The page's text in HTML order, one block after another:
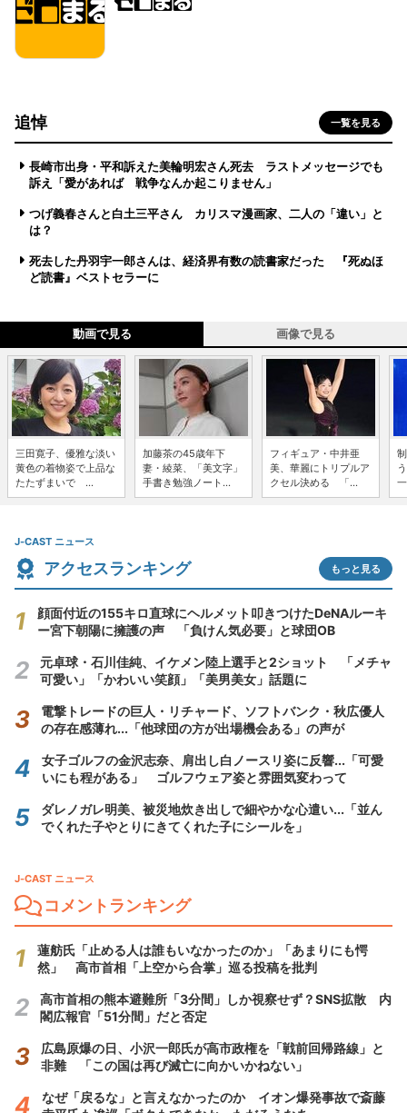
追悼 一覧を見る
長崎市出身・平和訴えた美輪明宏さん死去 ラストメッセージでも
訴え「愛があれば 戦争なんか起こりません」
つげ義春さんと白土三平さん カリスマ漫画家、二人の「違い」と
は？
死去した丹羽宇一郎さんは、経済界有数の読書家だった 『死ぬほ
ど読書』ベストセラーに
動画で見る 画像で見る
三田寛子、優雅な淡い
黄色の着物姿で上品な
たたずまいで ...
加藤茶の45歳年下
妻・綾菜、「美文字」
手書き勉強ノート...
フィギュア・中井亜
美、華麗にトリプルア
クセル決める 「...
J-CAST ニュース
アクセスランキング もっと見る
顔面付近の155キロ直球にヘルメット叩きつけたDeNAルーキ
ー宮下朝陽に擁護の声 「負けん気必要」と球団OB
元卓球・石川佳純、イケメン陸上選手と2ショット 「メチャ
可愛い」「かわいい笑顔」「美男美女」話題に
電撃トレードの巨人・リチャード、ソフトバンク・秋広優人
の存在感薄れ...「他球団の方が出場機会ある」の声が
女子ゴルフの金沢志奈、肩出し白ノースリ姿に反響...「可愛
いにも程がある」 ゴルフウェア姿と雰囲気変わって
ダレノガレ明美、被災地炊き出しで細やかな心遣い...「並ん
でくれた子やとりにきてくれた子にシールを」
J-CAST ニュース
コメントランキング
蓮舫氏「止める人は誰もいなかったのか」「あまりにも愕
然」 高市首相「上空から合掌」巡る投稿を批判
高市首相の熊本避難所「3分間」しか視察せず？SNS拡散 内
閣広報官「51分間」だと否定
広島原爆の日、小沢一郎氏が高市政権を「戦前回帰路線」と
非難 「この国は再び滅亡に向かいかねない」
なぜ「戻るな」と言えなかったのか イオン爆発事故で斎藤